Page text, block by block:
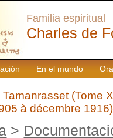
En el mundo
Familia espiritual
Charles de
(Tome
à décembre
>